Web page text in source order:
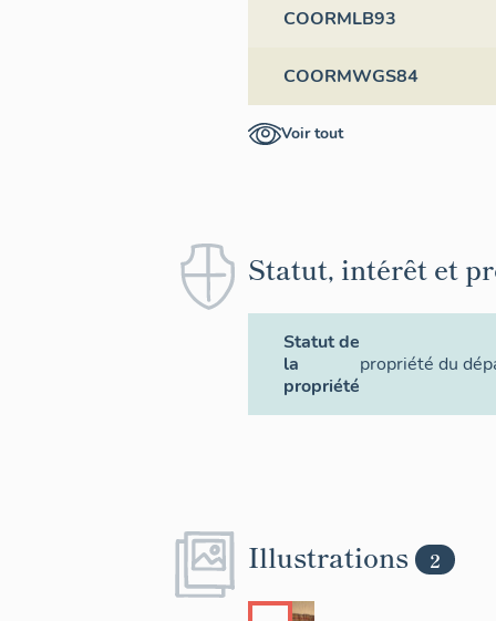
COORMLB93
COORMWGS84
Voir tout
Statut, intérêt et
Statut de
la
propriété
propriété du
Illustrations 2